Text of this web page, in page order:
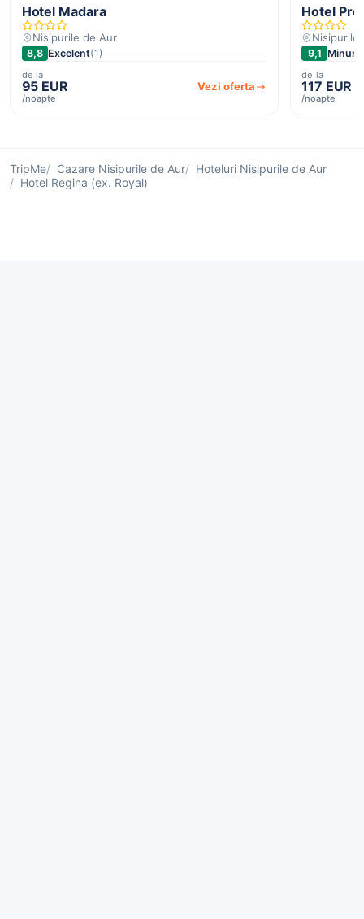
Hotel Madara
Nisipurile de Aur
8,8 Excelent(1)
de la
95 EUR
/noapte
Vezi oferta
Hotel
Nisipurile
9,1
de la
117 EUR
/noapte
TripMe Cazare Nisipurile de Aur
Hoteluri Nisipurile de Aur
Hotel Regina (ex. Royal)